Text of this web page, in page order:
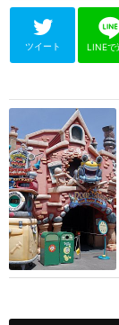
ツイート LINEで